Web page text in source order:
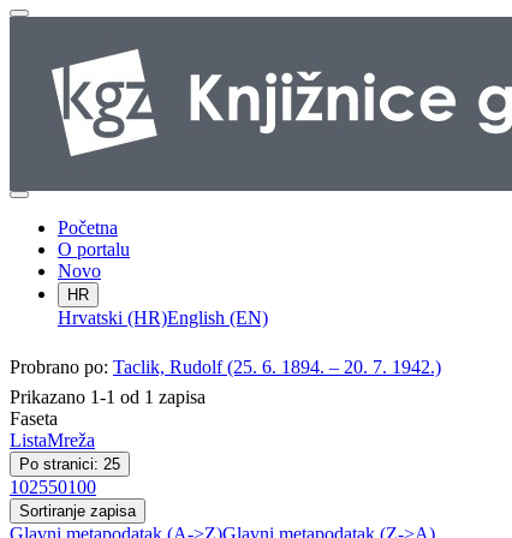
Početna
O portalu
Novo
HR
Hrvatski (HR)English (EN)
Probrano po: Taclik, Rudolf (25. 6. 1894. – 20. 7. 1942.)
Prikazano 1-1 od 1 zapisa
Faseta
ListaMreža
Po stranici: 25
102550100
Sortiranje zapisa
Glavni metapodatak (A->Z)Glavni metapodatak (Z->A)